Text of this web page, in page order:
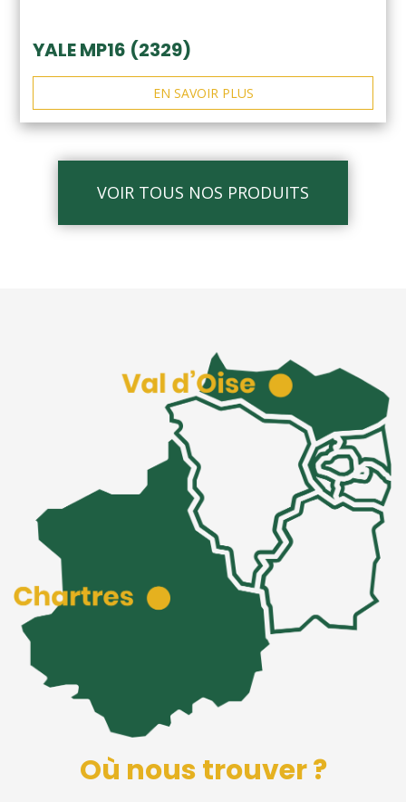
YALE MP16 (2329)
EN SAVOIR PLUS
VOIR TOUS NOS PRODUITS
Où nous trouver ?